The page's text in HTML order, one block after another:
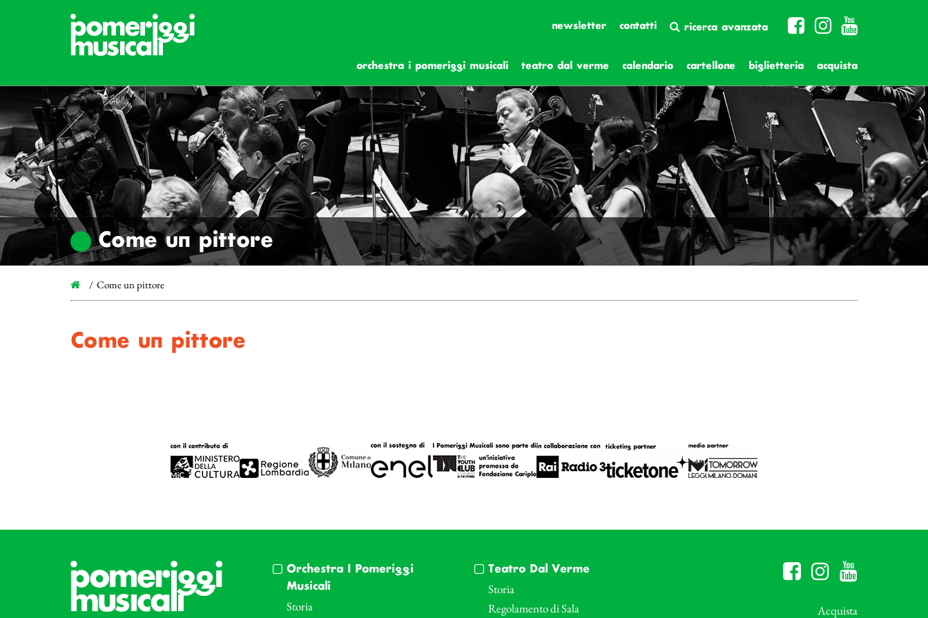
newsletter contatti ricerca avanzata
orchestra i pomeriggi musicali teatro dal verme calendario cartellone biglietteria acquista
Come un pittore
Come un pittore
Come un pittore
Orchestra I Pomeriggi
Musicali
Storia
Teatro Dal Verme
Storia
Regolamento di Sala
Acquista